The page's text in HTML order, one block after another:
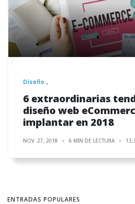
Diseño
6 extraordinarias
diseño web
implantar en 2018
NOV. 27, 2018 6 MIN DE LECTURA
ENTRADAS POPULARES